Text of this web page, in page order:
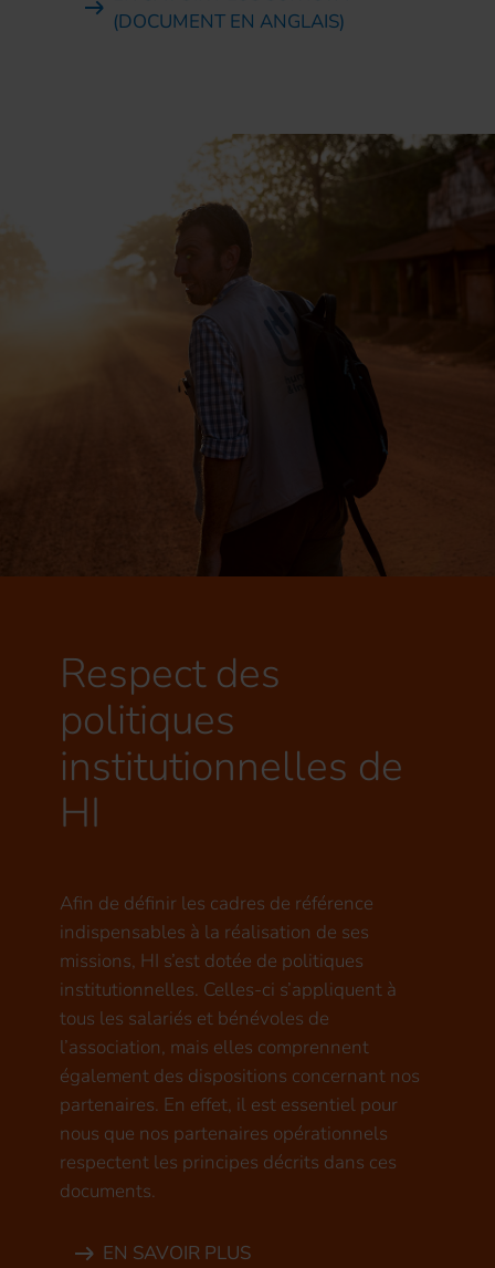
(DOCUMENT EN ANGLAIS)
Respect des
politiques
institutionnelles de
HI
Afin de définir les cadres de référence
indispensables à la réalisation de ses
missions, HI s’est dotée de politiques
institutionnelles. Celles-ci s’appliquent à
tous les salariés et bénévoles de
l’association, mais elles comprennent
également des dispositions concernant nos
partenaires. En effet, il est essentiel pour
nous que nos partenaires opérationnels
respectent les principes décrits dans ces
documents.
EN SAVOIR PLUS